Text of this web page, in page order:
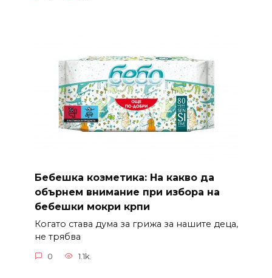
Бебешка козметика: На какво да
обърнем внимание при избора на
бебешки мокри крпи
Когато става дума за грижа за нашите деца,
не трябва
0 1.1k.